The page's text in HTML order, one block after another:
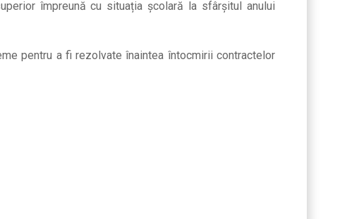
împreună cu situația școlară la sfârșitul anului
pentru a fi rezolvate înaintea întocmirii contractelor